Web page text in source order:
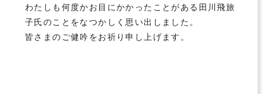
わたしも何度かお目にかかったことがある田川飛旅
子氏のことをなつかしく思い出しました。
皆さまのご健吟をお祈り申し上げます。